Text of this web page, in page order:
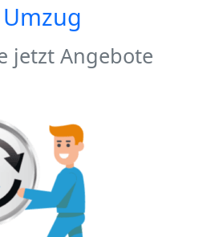
jetzt Angebote